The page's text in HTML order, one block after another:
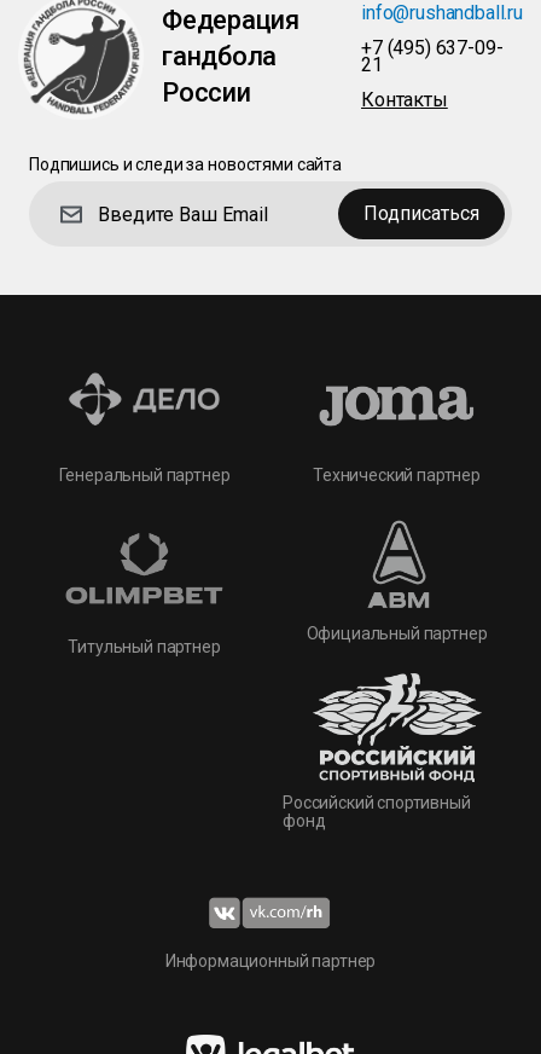
Федерация
гандбола
России
info@rushandball.ru
+7 (495) 637-09-
21
Контакты
Подпишись и следи за новостями сайта
Подписаться
Генеральный партнер
Титульный партнер
Технический партнер
Официальный партнер
Российский спортивный
фонд
Информационный партнер